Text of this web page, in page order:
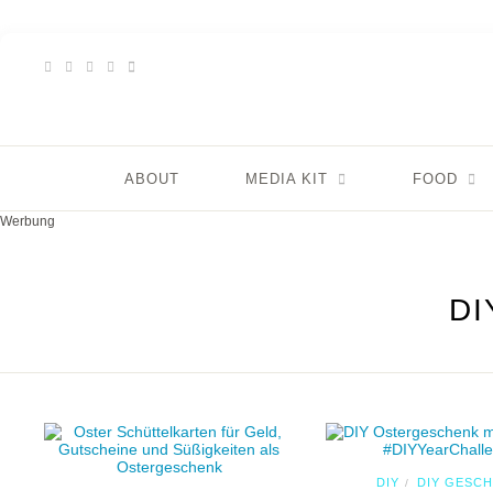
ABOUT MEDIA KIT FOOD
Werbung
DIY / DIY